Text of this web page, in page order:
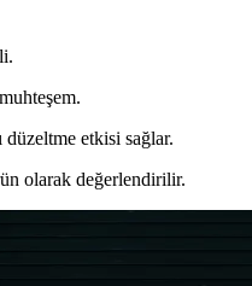
düzeltme etkisi sağlar.
olarak değerlendirilir.